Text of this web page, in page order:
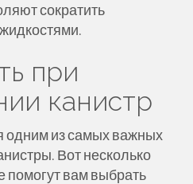
сократить
при
канистр
одним из самых важных
Вот несколько
помогут вам выбрать